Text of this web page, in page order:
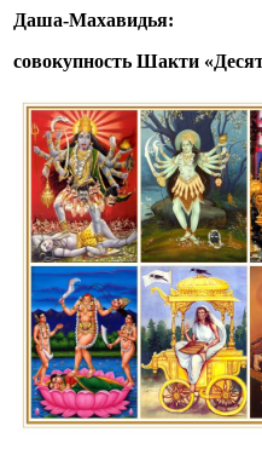
Даша-Махавидья:
совокупность Шакти